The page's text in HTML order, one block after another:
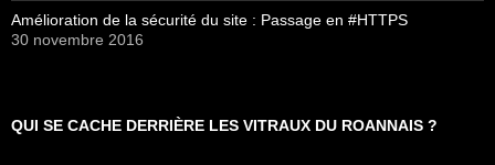
Amélioration de la sécurité du site : Passage en #HTTPS
30 novembre 2016
QUI SE CACHE DERRIÈRE LES VITRAUX DU ROANNAIS ?